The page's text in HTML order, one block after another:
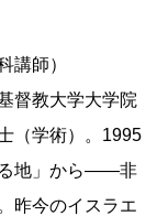
講師）
督教大学大学院
（学術）。1995
る地」から――非
昨今のイスラエ